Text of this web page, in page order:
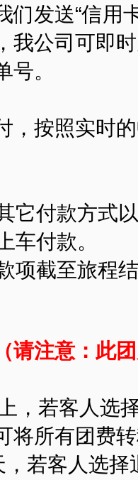
们发送“信用
我公司可即
。
，按照实时
它付款方式
车付款。
项截至旅程
（请注意：此
，若客人选
将所有团费
若客人选